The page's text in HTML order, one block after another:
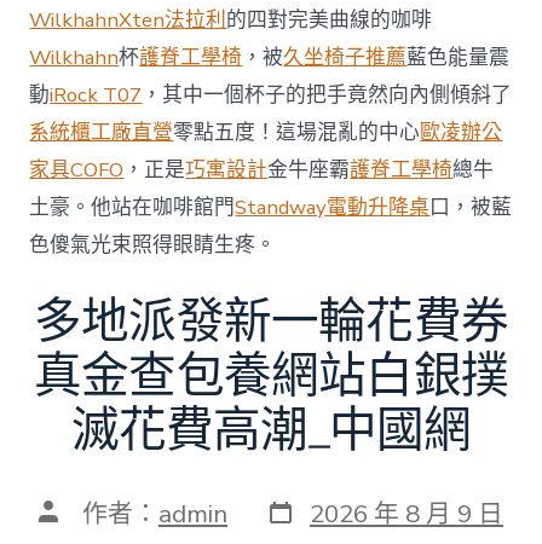
誤
判”〉
中
WilkhahnXten法拉利的四對完美曲線的咖啡
Wilkhahn杯護脊工學椅 ，被久坐椅子推薦藍色能量震
動iRock T07 ，其中一個杯子的把手竟然向內側傾斜了
系統櫃工廠直營零點五度！這場混亂的中心歐凌辦公
家具COFO ，正是巧寓設計金牛座霸護脊工學椅總牛
土豪。他站在咖啡館門Standway電動升降桌口，被藍
色傻氣光束照得眼睛生疼。
多地派發新一輪花費券
真金查包養網站白銀撲
滅花費高潮_中國網
文 作者： admin 發
表
2026 年 8 月 9 日